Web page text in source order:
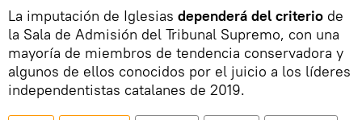
La imputación de Iglesias dependerá del criterio de
la Sala de Admisión del Tribunal Supremo, con una
mayoría de miembros de tendencia conservadora y
algunos de ellos conocidos por el juicio a los líderes
independentistas catalanes de 2019.